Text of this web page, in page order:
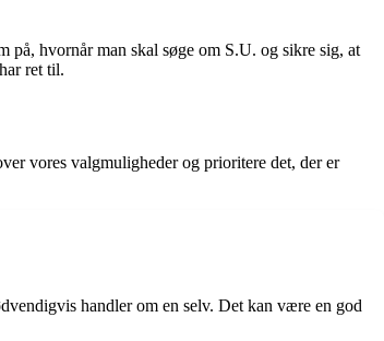
på, hvornår man skal søge om S.U. og sikre sig, at
ret til.
vores valgmuligheder og prioritere det, der er
handler om en selv. Det kan være en god